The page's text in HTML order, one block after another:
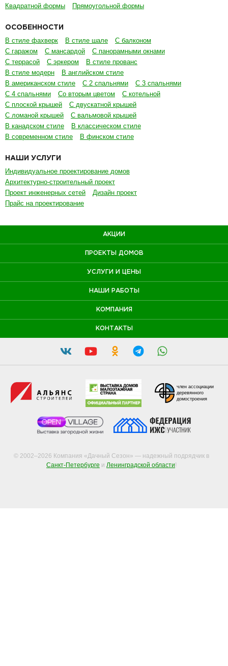
Квадратной формы Прямоугольной формы
ОСОБЕННОСТИ
В стиле фахверк В стиле шале
С балконом
С гаражом
С мансардой
С панорамными окнами
С террасой
С эркером
В стиле прованс
В стиле модерн
В английском стиле
В американском стиле
С 2 спальнями
С 3 спальнями
С 4 спальнями
Со вторым цветом
С котельной
С плоской крышей
С двускатной крышей
С ломаной крышей
С вальмовой крышей
В канадском стиле
В классическом стиле
В современном стиле
В финском стиле
НАШИ УСЛУГИ
Индивидуальное проектирование домов
Архитектурно-строительный проект
Проект инженерных сетей
Дизайн проект
Прайс на проектирование
АКЦИИ
ПРОЕКТЫ ДОМОВ
УСЛУГИ И ЦЕНЫ
НАШИ РАБОТЫ
КОМПАНИЯ
КОНТАКТЫ
© 2002–2026 Компания «Дачный Сезон» — надежный подрядчик в
Санкт-Петербурге и Ленинградской области!
член ассоциации
деревянного
домостроения